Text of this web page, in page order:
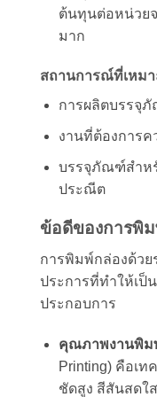
ต้นทุนต่อหน่วย
มาก
สถานการณ์ที่เหม
การผลิตบรรจุ
งานที่ต้องการค
บรรจุภัณฑ์สำห
ประณีต
ข้อดีของการพิ
การพิมพ์กล่องด้ว
ประการที่ทำให้เป็
ประกอบการ
คุณภาพงานพิม
Printing) คือเ
ชัดสูง สีสันสดใ